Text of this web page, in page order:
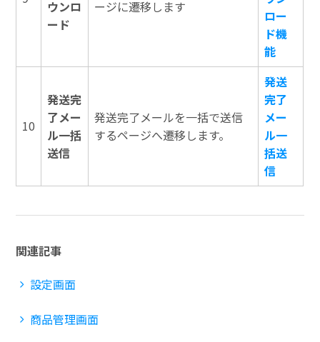
ウンロ
ード
ージに遷移します
ロー
ド機
能
10
発送完
了メー
ル一括
送信
発送完了メールを一括で送信
するページへ遷移します。
発送
完了
メー
ル一
括送
信
関連記事
設定画面
商品管理画面